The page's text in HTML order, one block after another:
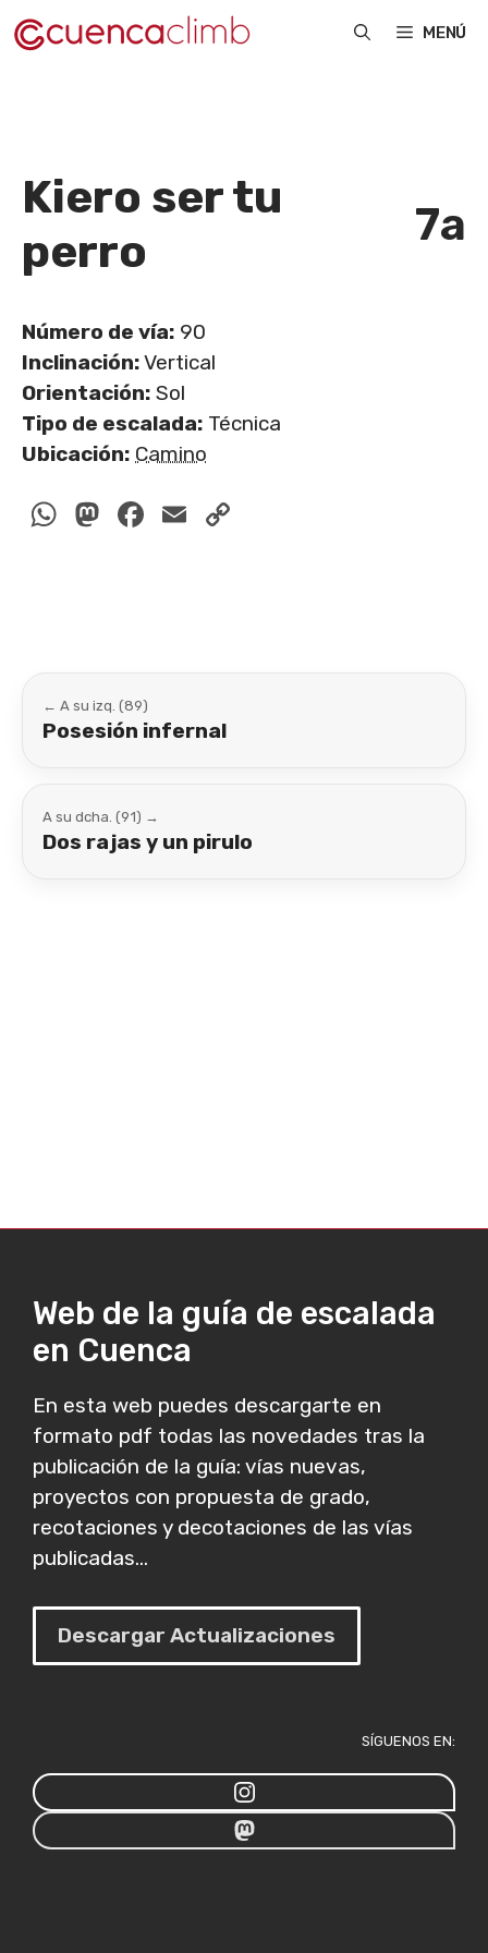
Saltar
al
MENÚ
Kiero ser tu
perro
7a
Número de vía: 90
Inclinación:Vertical
Orientación: Sol
Tipo de escalada: Técnica
Ubicación: Camino
WhatsApp
Mastodon
Facebook
Email
← A su izq. (89)
Posesión infernal
A su dcha. (91) →
Dos rajas y un pirulo
Web de la guía de escalada
en Cuenca
En esta web puedes descargarte en
formato pdf todas las novedades tras la
publicación de la guía: vías nuevas,
proyectos con propuesta de grado,
recotaciones y decotaciones de las vías
publicadas...
Descargar Actualizaciones
SÍGUENOS EN: